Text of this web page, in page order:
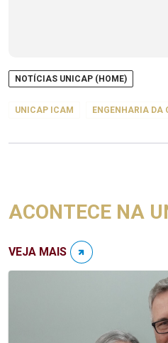
NOTÍCIAS UNICAP (HOME)
UNICAP ICAM ENGENHARIA DA
ACONTECE NA
VEJA MAIS